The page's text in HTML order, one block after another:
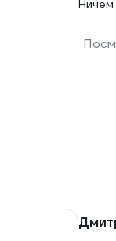
Ничем